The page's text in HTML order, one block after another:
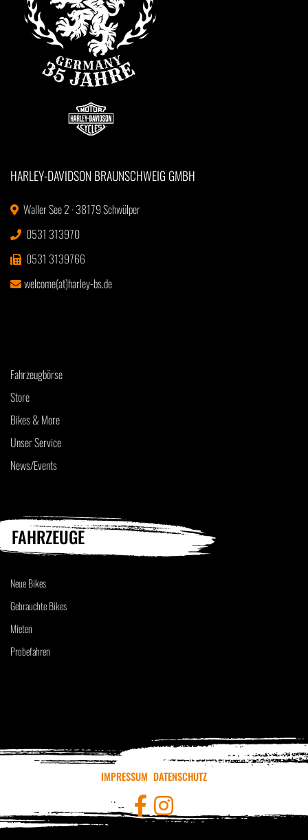
HARLEY-DAVIDSON BRAUNSCHWEIG GMBH
Waller See 2 · 38179 Schwülper
0531 313970
0531 3139766
welcome(at)harley-bs.de
Fahrzeugbörse
Store
Bikes & More
Unser Service
News/Events
FAHRZEUGE
Neue Bikes
Gebrauchte Bikes
Mieten
Probefahren
IMPRESSUM DATENSCHUTZ